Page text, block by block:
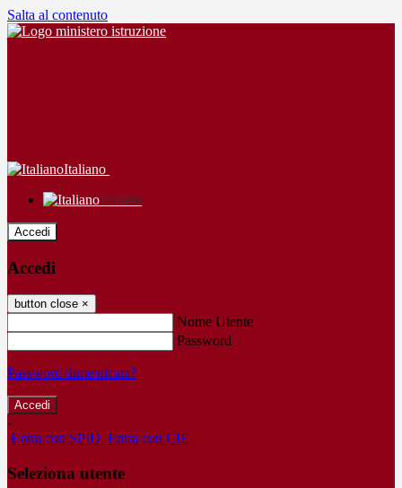
Salta al contenuto
Italiano
Italiano
Accedi
Accedi
button close ×
Nome Utente
Password
Password dimenticata?
-
Entra con SPID Entra con CIE
Seleziona utente